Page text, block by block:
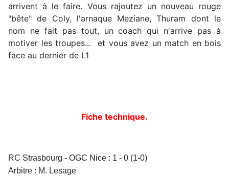
arrivent à le faire. Vous rajoutez un nouveau rouge
"bête" de Coly, l'arnaque Meziane, Thuram dont le
nom ne fait pas tout, un coach qui n'arrive pas à
motiver les troupes... et vous avez un match en bois
face au dernier de L1
Fiche technique.
RC Strasbourg - OGC Nice : 1 - 0 (1-0)
Arbitre : M. Lesage